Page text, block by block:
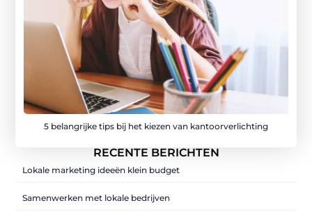
5 belangrijke tips bij het kiezen van kantoorverlichting
RECENTE BERICHTEN
Lokale marketing ideeën klein budget
Samenwerken met lokale bedrijven